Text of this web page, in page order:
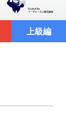
上級編